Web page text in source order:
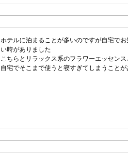
ホテルに泊まることが多いのですが自宅で
い時がありました
こちらとリラックス系のフラワーエッセン